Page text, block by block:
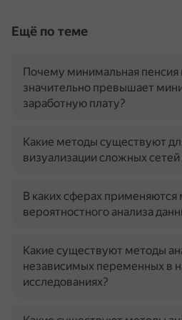
Ещё по теме
Почему минимальная пенсия
значительно превышает
заработную плату?
Какие методы существуют
визуализации сложных
В каких сферах применяются
вероятностного анализа
Какие существуют методы
независимых переменных в
исследованиях?